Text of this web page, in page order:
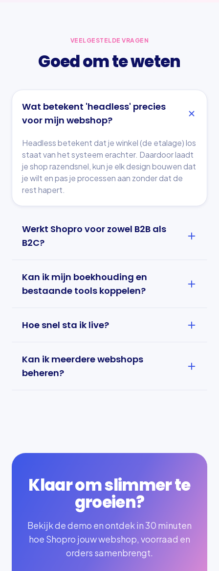
VEELGESTELDE VRAGEN
Goed om te weten
Wat betekent 'headless' precies
voor mijn webshop?
Headless betekent dat je winkel (de etalage) los
staat van het systeem erachter. Daardoor laadt
je shop razendsnel, kun je elk design bouwen dat
je wilt en pas je processen aan zonder dat de
rest hapert.
Werkt Shopro voor zowel B2B als
B2C?
vanuit dezelfde shop, met afgeschermde
prijzen, bedrijfsaccounts, staffels en
Kan ik mijn boekhouding en
bestaande tools koppelen?
andere systemen aan via onze API en houd zo
Hoe snel sta ik live?
complete basis. We richten je shop samen in en
breiden uit op het moment dat jij wilt groeien.
Kan ik meerdere webshops
beheren?
Klaar om slimmer te
groeien?
Bekijk de demo en ontdek in 30 minuten
hoe Shopro jouw webshop, voorraad en
orders samenbrengt.